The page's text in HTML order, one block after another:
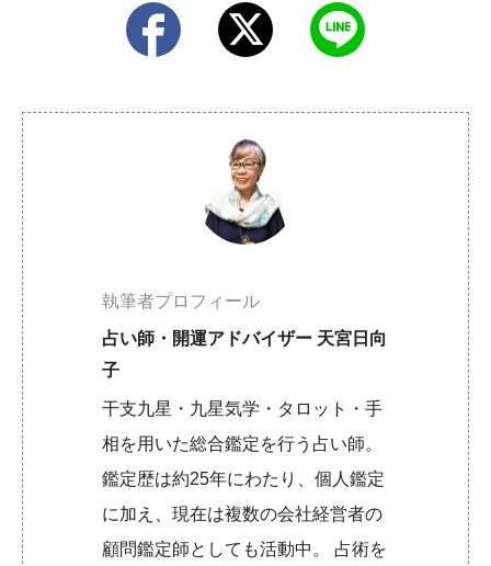
執筆者プロフィール
占い師・開運アドバイザー 天宮日向
子
干支九星・九星気学・タロット・手
相を用いた総合鑑定を行う占い師。
鑑定歴は約25年にわたり、個人鑑定
に加え、現在は複数の会社経営者の
顧問鑑定師としても活動中。 占術を